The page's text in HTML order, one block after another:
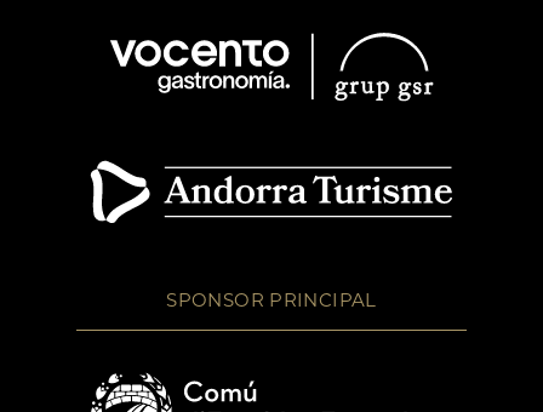
SPONSOR PRINCIPAL